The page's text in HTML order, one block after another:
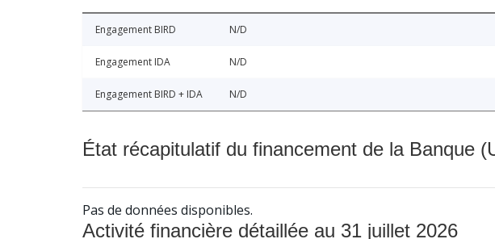
Engagement BIRD N/D
Engagement IDA N/D
Engagement BIRD + IDA N/D
État récapitulatif du financement de la Banque
Pas de données disponibles.
Activité financière détaillée au 31 juillet 2026